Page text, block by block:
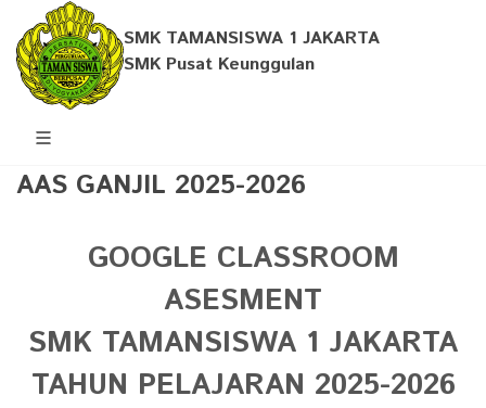
SMK TAMANSISWA 1 JAKARTA
SMK Pusat Keunggulan
AAS GANJIL 2025-2026
GOOGLE CLASSROOM
ASESMENT
SMK TAMANSISWA 1 JAKARTA
TAHUN PELAJARAN 2025-2026